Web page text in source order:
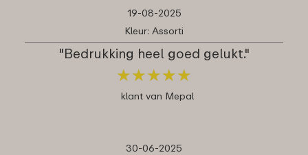
19-08-2025
Kleur: Assorti
"Bedrukking heel goed gelukt."
★★★★★
★★★★★
klant van Mepal
30-06-2025